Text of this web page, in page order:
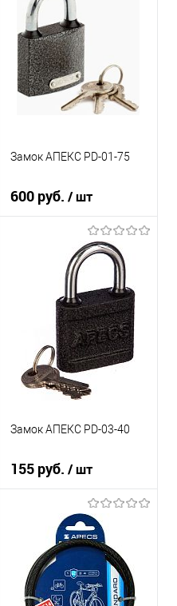
К сравнению
В избранное
В наличии
Замок АПЕКС PD-01-75
600 руб. / шт
В корзину
К сравнению
В избранное
В наличии
Замок АПЕКС PD-03-40
155 руб. / шт
В корзину
К сравнению
В избранное
В наличии